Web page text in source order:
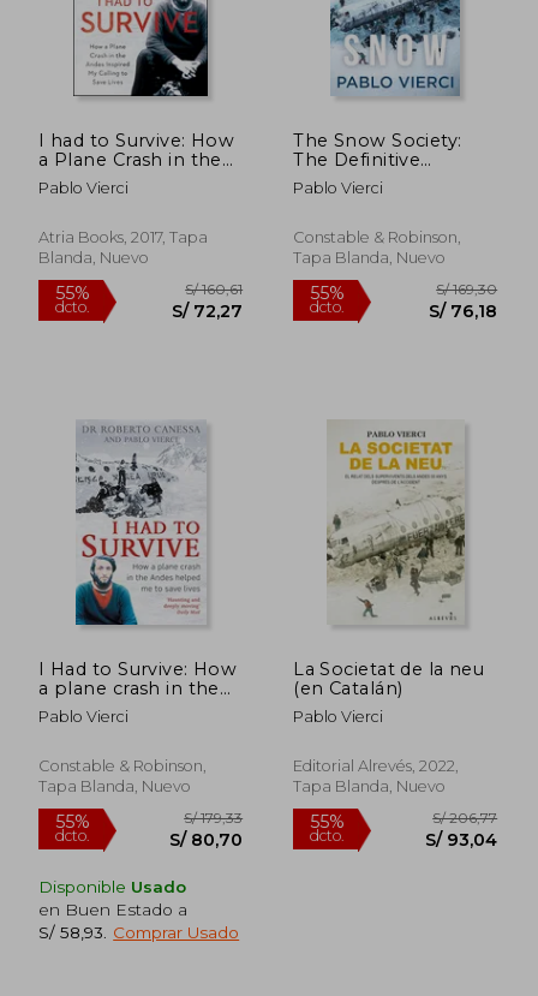
I had to Survive: How
a Plane Crash in the
Andes Inspired my
Calling to Save Lives
Pablo Vierci
Atria Books, 2017, Tapa
Blanda, Nuevo
The Snow Society:
The Definitive
Account of the
World's Greatest
Inglés)
Pablo Vierci
Constable & Robinson,
Tapa Blanda, Nuevo
I Had to Survive: How
a plane crash in the
Andes helped me to
save lives
Pablo Vierci
Constable & Robinson,
Tapa Blanda, Nuevo
Disponible Usado
en Buen Estado a
S/ 58,93
Comprar Usado
La Societat de la neu
(en Catalán)
Pablo Vierci
Editorial Alrevés, 2022,
Tapa Blanda, Nuevo